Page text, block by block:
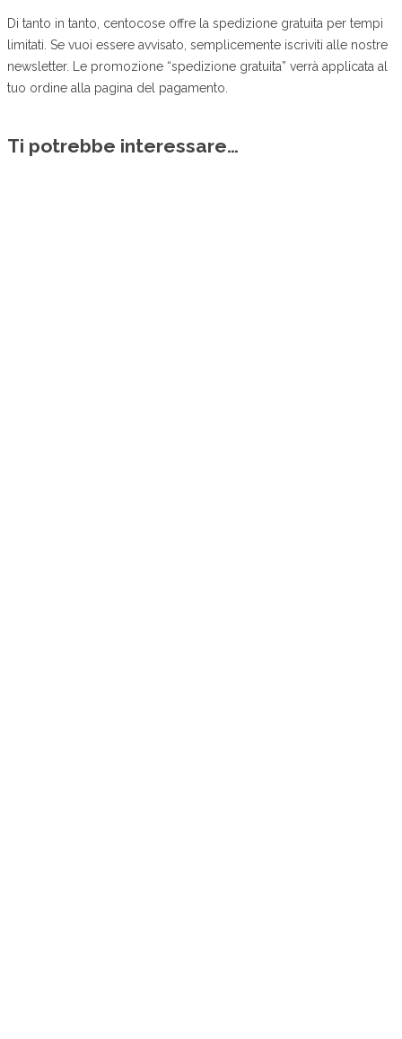
Di tanto in tanto, centocose offre la spedizione gratuita per tempi
limitati. Se vuoi essere avvisato, semplicemente iscriviti alle nostre
newsletter. Le promozione “spedizione gratuita” verrà applicata al
tuo ordine alla pagina del pagamento.
Ti potrebbe interessare…